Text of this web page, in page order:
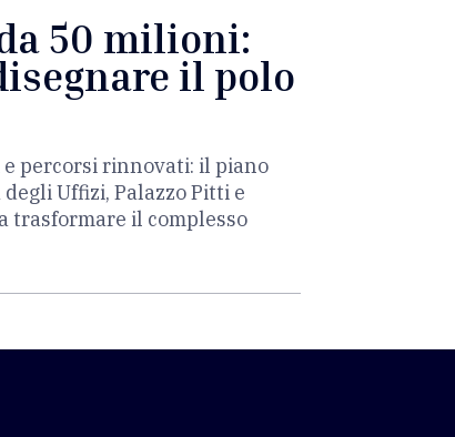
50 milioni:
il polo
percorsi rinnovati: il piano
Uffizi, Palazzo Pitti e
trasformare il complesso